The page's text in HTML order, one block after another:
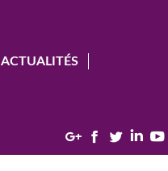
ACTUALITÉS
Google+Facebook
Twitter